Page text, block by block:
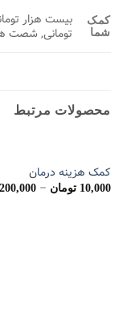
کمک
شما
بیست هزار
تومانی, شصت
محصولات مرتبط
کمک هزینه درمان
10,000 تومان –
200,000